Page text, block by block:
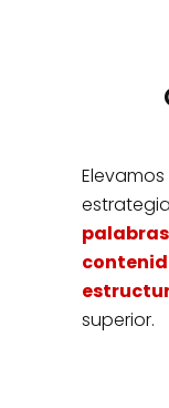
estrategia
superior.